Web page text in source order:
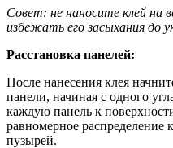
Совет: не наносите клей на
избежать его засыхания до
Расстановка панелей:
После нанесения клея
панели, начиная с одного
каждую панель к
равномерное распределение
пузырей.